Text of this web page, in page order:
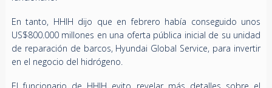
En tanto, HHIH dijo que en febrero había conseguido unos
US$800.000 millones en una oferta pública inicial de su unidad
de reparación de barcos, Hyundai Global Service, para invertir
en el negocio del hidrógeno.